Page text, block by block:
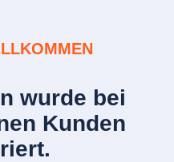
wurde bei
Kunden